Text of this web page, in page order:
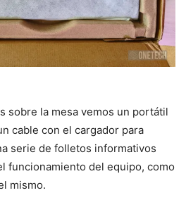
sobre la mesa vemos un portátil
cable con el cargador para
serie de folletos informativos
funcionamiento del equipo, como
mismo.